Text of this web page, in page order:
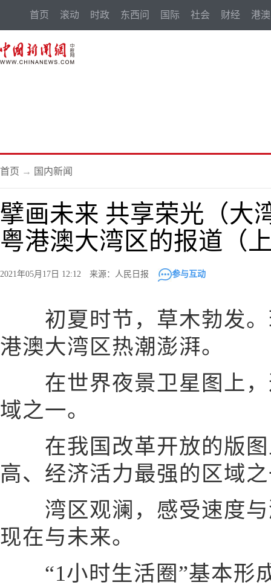
首页 滚动 时政 东西问 国际 社会 财经 港澳
首页 → 国内新闻
擘画未来 共享荣光（
粤港澳大湾区的报道（
2021年05月17日 12:12 来源：人民日报 参与互动
初夏时节，草木勃发。
港澳大湾区热潮澎湃。
在世界夜景卫星图上，
域之一。
在我国改革开放的版图
高、经济活力最强的区域
湾区观澜，感受速度与
现在与未来。
“1小时生活圈”基本形